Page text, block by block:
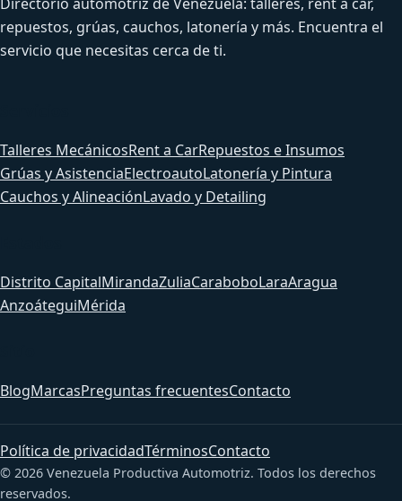
repuestos, grúas, cauchos, latonería y más. Encuentra el
servicio que necesitas cerca de ti.
Talleres MecánicosRent a CarRepuestos e Insumos
Grúas y AsistenciaElectroautoLatonería y Pintura
Cauchos y AlineaciónLavado y Detailing
Distrito CapitalMirandaZuliaCaraboboLaraAragua
AnzoáteguiMérida
BlogMarcasPreguntas frecuentesContacto
Política de privacidadTérminosContacto
© 2026 Venezuela Productiva Automotriz. Todos los derechos
reservados.